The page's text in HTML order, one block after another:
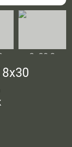
8x30